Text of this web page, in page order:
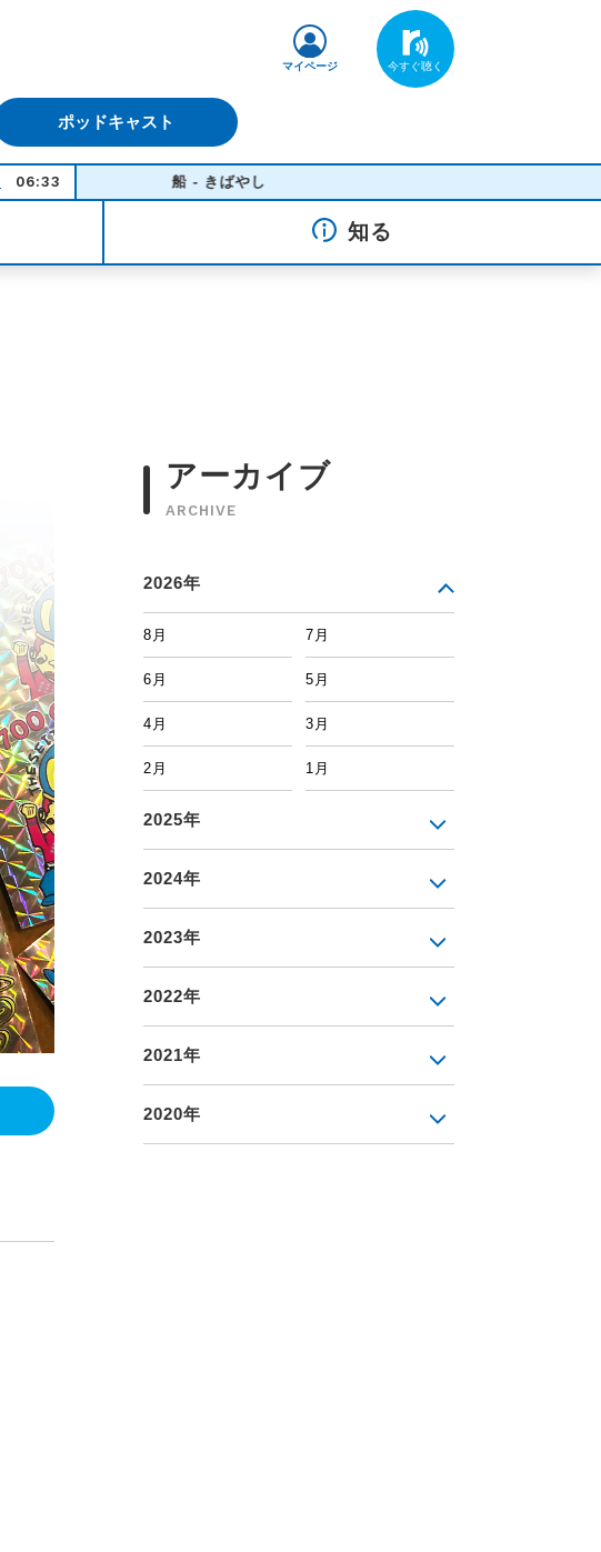
ポッドキャスト
マイページ
06:33 船 - きばやし
知る
アーカイブ
ARCHIVE
2026年
8月 7月
6月 5月
4月 3月
2月 1月
2025年
2024年
2023年
2022年
2021年
2020年